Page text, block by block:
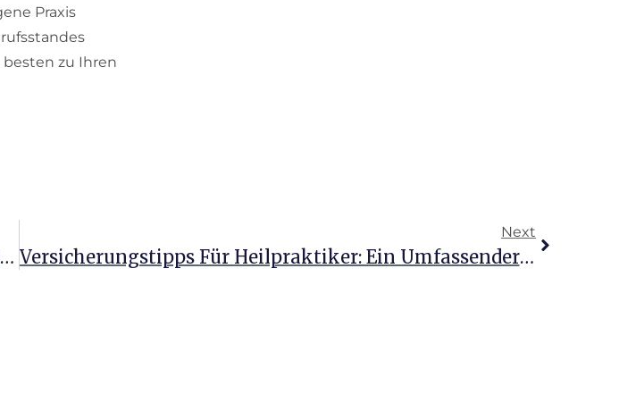
Praxis
besten zu Ihren
Kosten Der Psychotherapie: Investition In Dein Wohlbefinden
Next
Versicherungstipps Für Heilpraktiker: Ein Umfassender Leitfaden